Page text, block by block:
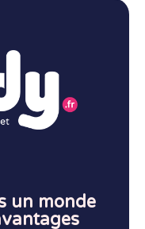
un monde